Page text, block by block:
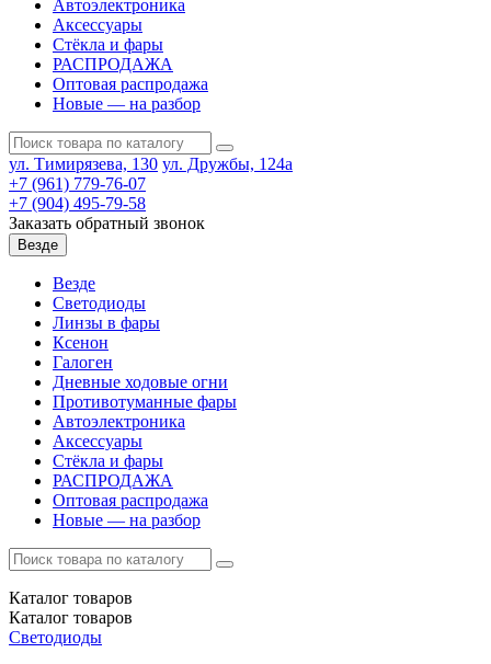
Автоэлектроника
Аксессуары
Стёкла и фары
РАСПРОДАЖА
Оптовая распродажа
Новые — на разбор
ул. Тимирязева, 130 ул. Дружбы, 124а
+7 (961) 779-76-07
+7 (904) 495-79-58
Заказать обратный звонок
Везде
Везде
Светодиоды
Линзы в фары
Ксенон
Галоген
Дневные ходовые огни
Противотуманные фары
Автоэлектроника
Аксессуары
Стёкла и фары
РАСПРОДАЖА
Оптовая распродажа
Новые — на разбор
Каталог товаров
Каталог товаров
Светодиоды